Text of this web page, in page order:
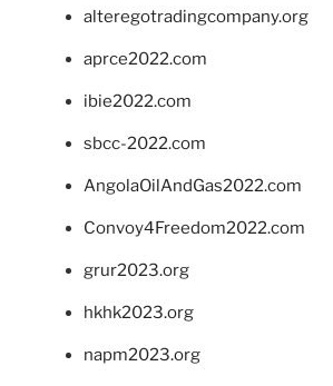
alteregotradingcompany.org
aprce2022.com
ibie2022.com
sbcc-2022.com
AngolaOilAndGas2022.com
Convoy4Freedom2022.com
grur2023.org
hkhk2023.org
napm2023.org